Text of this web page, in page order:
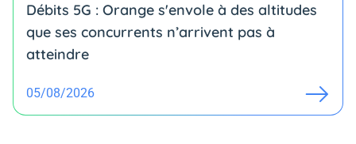
Débits 5G : Orange s'envole à des altitudes
que ses concurrents n’arrivent pas à
atteindre
05/08/2026